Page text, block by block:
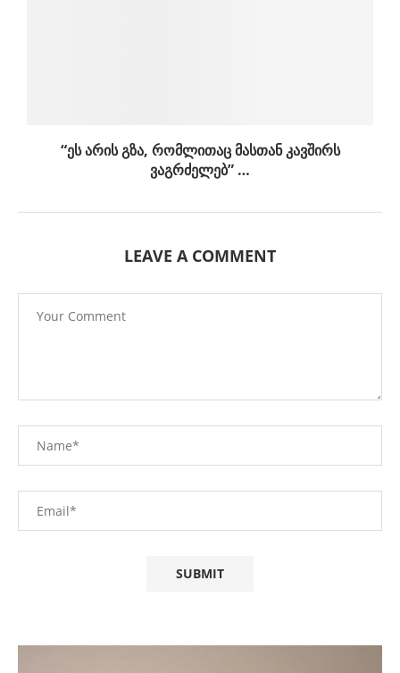
“ეს არის გზა, რომლითაც მასთან კავშირს
ვაგრძელებ” …
LEAVE A COMMENT